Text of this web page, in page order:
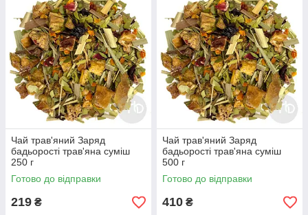
Чай трав'яний Заряд
бадьорості трав'яна суміш
250 г
Готово до відправки
219 ₴
Чай трав'яний Заряд
бадьорості трав'яна суміш
500 г
Готово до відправки
410 ₴